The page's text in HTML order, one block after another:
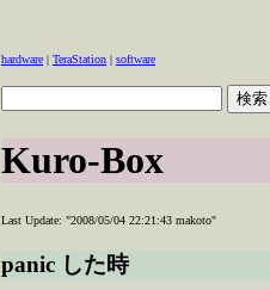
hardware | TeraStation | software
Kuro-Box
Last Update: "2008/05/04 22:21:43 makoto"
panic した時